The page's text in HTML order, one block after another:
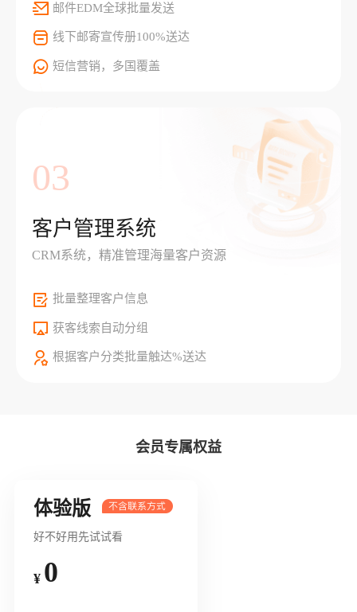
邮件EDM全球批量发送
线下邮寄宣传册100%送达
短信营销，多国覆盖
03
客户管理系统
CRM系统，精准管理海量客户资源
批量整理客户信息
获客线索自动分组
根据客户分类批量触达%送达
会员专属权益
体验版
好不好用先试试看
¥ 0